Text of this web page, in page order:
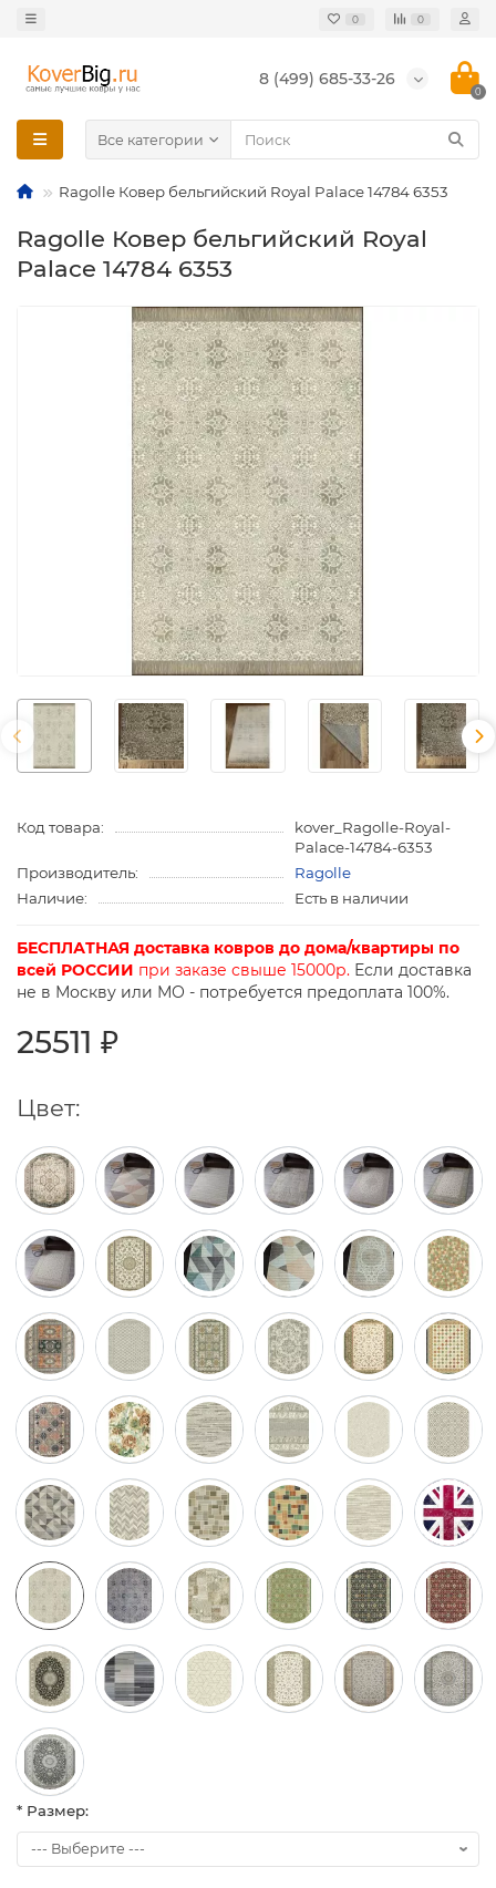
0 0
8 (499) 685-33-26
0
Все категории
Ragolle Ковер бельгийский Royal Palace 14784 6353
Ragolle Ковер бельгийский Royal
Palace 14784 6353
Код товара:
kover_Ragolle-Royal-
Palace-14784-6353
Производитель:
Ragolle
Наличие:
Есть в наличии
БЕСПЛАТНАЯ доставка ковров до дома/квартиры по
всей РОССИИ при заказе свыше 15000р. Если доставка
не в Москву или МО - потребуется предоплата 100%.
25511 ₽
Цвет:
* Размер: